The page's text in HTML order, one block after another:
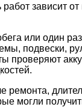
зависит
или один
подвески,
ремонта,
могли